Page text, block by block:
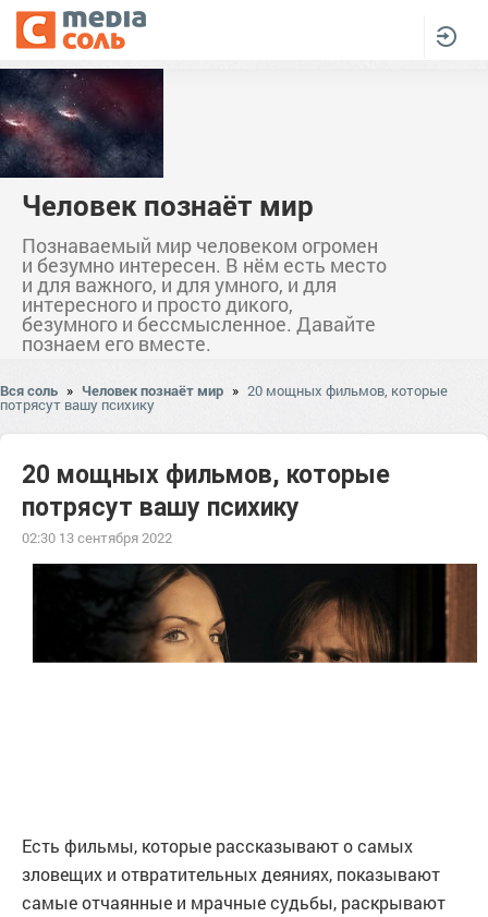
Человек познаёт мир
Познаваемый мир человеком огромен
и безумно интересен. В нём есть место
и для важного, и для умного, и для
интересного и просто дикого,
безумного и бессмысленное. Давайте
познаем его вместе.
Вся соль » Человек познаёт мир » 20 мощных фильмов, которые
потрясут вашу психику
20 мощных фильмов, которые
потрясут вашу психику
02:30 13 сентября 2022
Есть фильмы, которые рассказывают о самых
зловещих и отвратительных деяниях, показывают
самые отчаянные и мрачные судьбы, раскрывают